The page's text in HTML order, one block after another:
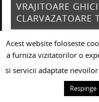
VRAJITOARE
CLARVAZATOARE
VRAJITOARE
CLARVAZATOARE
Acest website foloseste
a furniza vizitatorilor o
si servicii adaptate
Respinge